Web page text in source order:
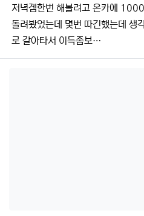
저녁겜한번 해볼려고 온카에
돌려봤었는데 몇번 따긴했는데 생
로 갈아타서 이득좀보…